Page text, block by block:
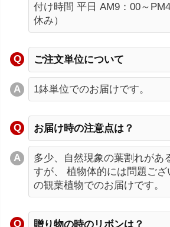
付け時間 平日 AM9：00～
休み）
ご注文単位について
1鉢単位でのお届けです。
お届け時の注意点は？
多少、自然現象の葉割れがあ
すが、 植物体的には問題ご
の観葉植物でのお届けです。
贈り物の時のリボンは？